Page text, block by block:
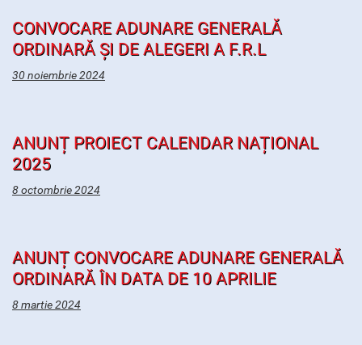
CONVOCARE ADUNARE GENERALĂ
ORDINARĂ ȘI DE ALEGERI A F.R.L
30 noiembrie 2024
ANUNȚ PROIECT CALENDAR NAȚIONAL
2025
8 octombrie 2024
ANUNȚ CONVOCARE ADUNARE GENERALĂ
ORDINARĂ ÎN DATA DE 10 APRILIE
8 martie 2024